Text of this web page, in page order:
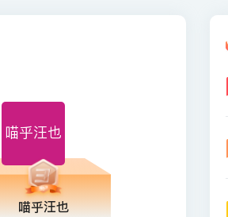
喵乎汪也
喵乎汪也